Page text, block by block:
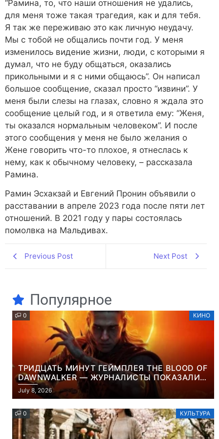
“Рамина, то, что наши отношения не удались,
для меня тоже такая трагедия, как и для тебя.
Я так же переживаю это как личную неудачу.
Мы с тобой не общались почти год. У меня
изменилось видение жизни, люди, с которыми я
думал, что не буду общаться, оказались
прикольными и я с ними общаюсь”. Он написал
большое сообщение, сказал просто “извини”. У
меня были слезы на глазах, словно я ждала это
сообщение целый год, и я ответила ему: “Женя,
ты оказался нормальным человеком”. И после
этого сообщения у меня не было желания о
Жене говорить что-то плохое, я отнеслась к
нему, как к обычному человеку, – рассказала
Рамина.
Рамин Эсхакзай и Евгений Пронин объявили о
расставании в апреле 2023 года после пяти лет
отношений. В 2021 году у пары состоялась
помолвка на Мальдивах.
Previous Post Next Post
Популярное
0 КИНО
ТРИДЦАТЬ МИНУТ ГЕЙМПЛЕЯ THE BLOOD OF
DAWNWALKER — ЖУРНАЛИСТЫ ПОКАЗАЛИ
НАЧАЛО НОВОЙ ИГРЫ ОТ ВЕТЕРАНОВ CD
PROJEKT RED
July 8, 2026
0 КУЛЬТУРА